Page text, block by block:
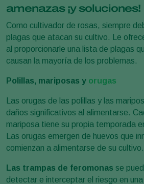
amenazas ¡y soluciones!
Como cultivador de rosas, siempre
plagas que atacan su cultivo. Le
al proporcionarle una lista de plagas
causan la mayoría de los problemas.
Polillas, mariposas y orugas
Las orugas de las polillas y las
daños significativos al alimentarse.
mariposa tiene su propia temporada
Las orugas emergen de huevos que
comienzan a alimentarse de su cultivo.
Las trampas de feromonas se
detectar e interceptar el riesgo en